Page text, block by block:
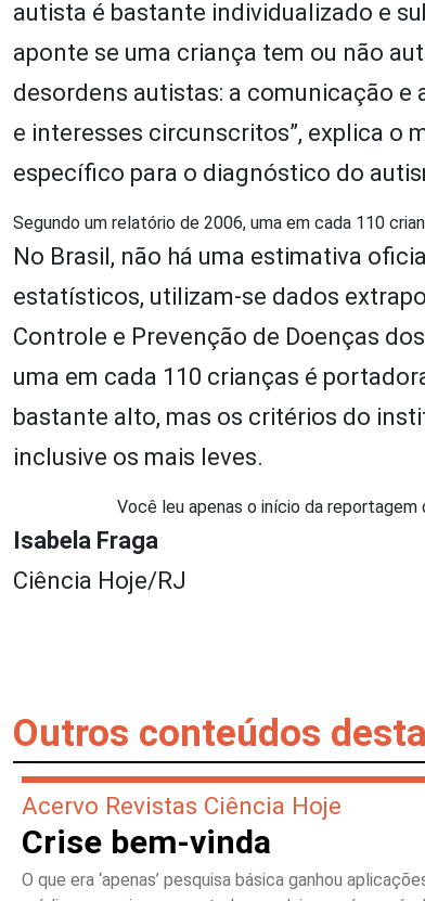
autista é bastante individualizado e
aponte se uma criança tem ou não
desordens autistas: a comunicação
e interesses circunscritos”, explica o
específico para o diagnóstico do
Segundo um relatório de 2006, uma em cada 110
No Brasil, não há uma estimativa
estatísticos, utilizam-se dados
Controle e Prevenção de Doenças
uma em cada 110 crianças é
bastante alto, mas os critérios do
inclusive os mais leves.
Você leu apenas o início da reportagem
Isabela Fraga
Ciência Hoje/RJ
Outros conteúdos
Acervo Revistas Ciência Hoje
Crise bem-vinda
O que era ‘apenas’ pesquisa básica ganhou